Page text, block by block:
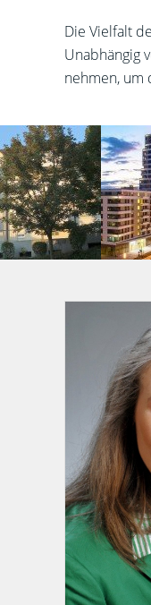
Die Vielfalt
Unabhängig
nehmen, um